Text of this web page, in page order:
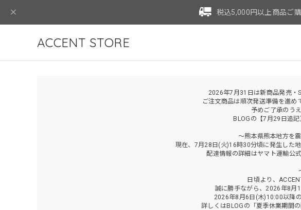
税込5,000円以上商品ご
ACCENT STORE
2026年7月31日は新商品発売・
ご注文商品は順次発送準備を進め
予めご了承のう
BLOGの【7月29日追
～熊本県熊本地方を
現在、7月28日(火)16時30分頃に発生した
配達情報の詳細はヤマト運輸公
日頃より、
誠に勝手ながら、2026年8月
2026年8月6日(木)10:00以降
詳しくはBLOGの「夏季休業期間